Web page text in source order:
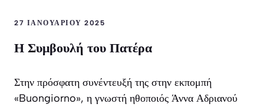
27 ΙΑΝΟΥΑΡΊΟΥ 2025
Η Συμβουλή του Πατέρα
Στην πρόσφατη συνέντευξή της στην εκπομπή
«Buongiorno», η γνωστή ηθοποιός Άννα Αδριανού